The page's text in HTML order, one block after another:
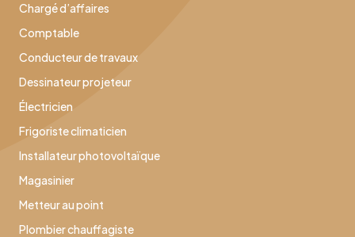
Chargé d’affaires
Comptable
Conducteur de travaux
Dessinateur projeteur
Électricien
Frigoriste climaticien
Installateur photovoltaïque
Magasinier
Metteur au point
Plombier chauffagiste